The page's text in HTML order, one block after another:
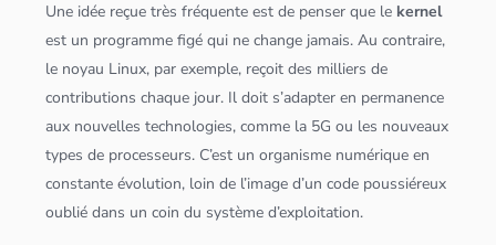
Une idée reçue très fréquente est de penser que le kernel
est un programme figé qui ne change jamais. Au contraire,
le noyau Linux, par exemple, reçoit des milliers de
contributions chaque jour. Il doit s’adapter en permanence
aux nouvelles technologies, comme la 5G ou les nouveaux
types de processeurs. C’est un organisme numérique en
constante évolution, loin de l’image d’un code poussiéreux
oublié dans un coin du système d’exploitation.